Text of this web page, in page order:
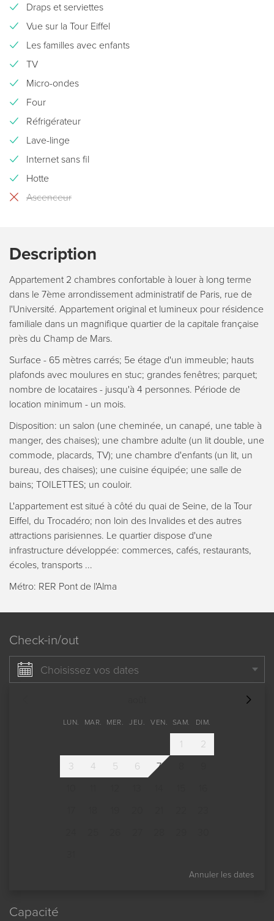
Draps et serviettes
Vue sur la Tour Eiffel
Les familles avec enfants
TV
Micro-ondes
Four
Réfrigérateur
Lave-linge
Internet sans fil
Hotte
Ascenceur
Description
Appartement 2 chambres confortable à louer à long terme
dans le 7ème arrondissement administratif de Paris, rue de
l'Université. Appartement original et lumineux pour résidence
familiale dans un magnifique quartier de la capitale française
près du Champ de Mars.
Surface - 65 mètres carrés; 5e étage d'un immeuble; hauts
plafonds avec moulures en stuc; grandes fenêtres; parquet;
nombre de locataires - jusqu'à 4 personnes. Période de
location minimum - un mois.
Disposition: un salon (une cheminée, un canapé, une table à
manger, des chaises); une chambre adulte (un lit double, une
commode, placards, TV); une chambre d'enfants (un lit, un
bureau, des chaises); une cuisine équipée; une salle de
bains; TOILETTES; un couloir.
L'appartement est situé à côté du quai de Seine, de la Tour
Eiffel, du Trocadéro; non loin des Invalides et des autres
attractions parisiennes. Le quartier dispose d'une
infrastructure développée: commerces, cafés, restaurants,
écoles, transports ...
Métro: RER Pont de l'Alma
Check-in/out
Choisissez vos dates
LUN. MAR. MER. JEU. VEN. SAM. DIM.
1
2
3
4 5 6 7
Annuler les dates
Capacité